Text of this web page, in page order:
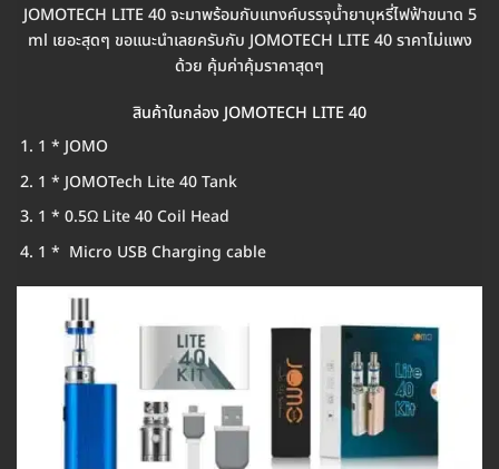
JOMOTECH LITE 40 จะมาพร้อมกับแทงค์บรรจุน้ำยาบุหรี่ไฟฟ้าขนาด 5
ml เยอะสุดๆ ขอแนะนำเลยครับกับ JOMOTECH LITE 40 ราคาไม่แพง
ด้วย คุ้มค่าคุ้มราคาสุดๆ
สินค้าในกล่อง JOMOTECH LITE 40
1 * JOMO
1 * JOMOTech Lite 40 Tank
1 * 0.5Ω Lite 40 Coil Head
1 * Micro USB Charging cable